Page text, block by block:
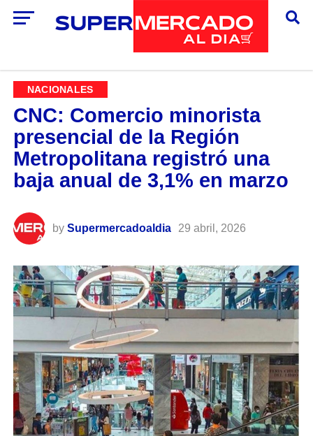
NACIONALES
​CNC: Comercio minorista
presencial de la Región
Metropolitana registró una
baja anual de 3,1% en marzo
by Supermercadoaldia 29 abril, 2026